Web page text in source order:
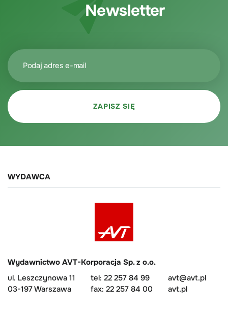
Newsletter
WYDAWCA
Wydawnictwo AVT-Korporacja Sp. z o.o.
ul. Leszczynowa 11
03-197 Warszawa
tel: 22 257 84 99
fax: 22 257 84 00
avt@avt.pl
avt.pl